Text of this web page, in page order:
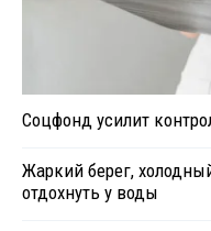
Соцфонд усилит
Жаркий берег,
отдохнуть у воды